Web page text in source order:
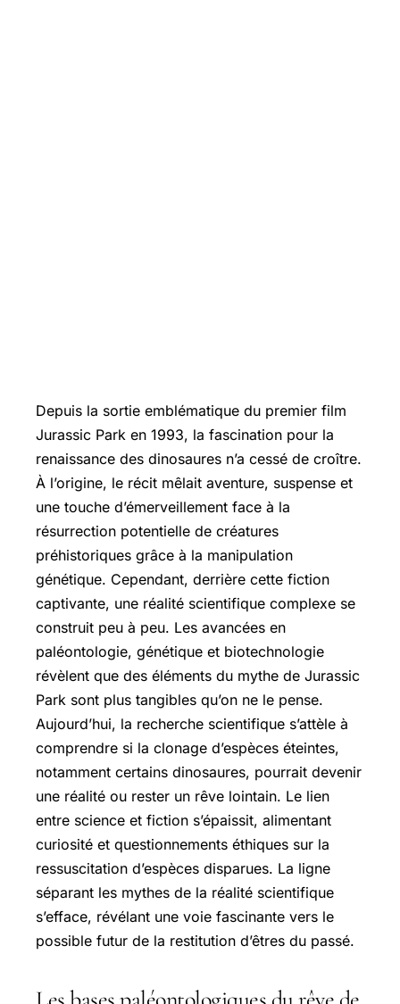
Depuis la sortie emblématique du premier film
Jurassic Park en 1993, la fascination pour la
renaissance des dinosaures n’a cessé de croître.
À l’origine, le récit mêlait aventure, suspense et
une touche d’émerveillement face à la
résurrection potentielle de créatures
préhistoriques grâce à la manipulation
génétique. Cependant, derrière cette fiction
captivante, une réalité scientifique complexe se
construit peu à peu. Les avancées en
paléontologie, génétique et biotechnologie
révèlent que des éléments du mythe de Jurassic
Park sont plus tangibles qu’on ne le pense.
Aujourd’hui, la recherche scientifique s’attèle à
comprendre si la clonage d’espèces éteintes,
notamment certains dinosaures, pourrait devenir
une réalité ou rester un rêve lointain. Le lien
entre science et fiction s’épaissit, alimentant
curiosité et questionnements éthiques sur la
ressuscitation d’espèces disparues. La ligne
séparant les mythes de la réalité scientifique
s’efface, révélant une voie fascinante vers le
possible futur de la restitution d’êtres du passé.